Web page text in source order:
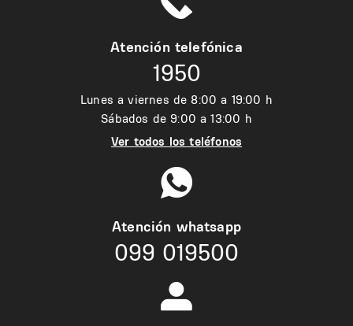
Atención telefónica
1950
Lunes a viernes de 8:00 a 19:00 h
Sábados de 9:00 a 13:00 h
Ver todos los teléfonos
Atención whatsapp
099 019500